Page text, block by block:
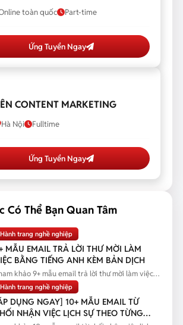
toàn quốc Part-time
Ứng Tuyển Ngay
CONTENT MARKETING
Hà Nội Fulltime
Ứng Tuyển Ngay
Có Thể Bạn Quan Tâm
Hành trang nghề nghiệp
MẪU EMAIL TRẢ LỜI THƯ MỜI LÀM
BẰNG TIẾNG ANH KÈM BẢN DỊCH
khảo 9+ mẫu email trả lời thư mời làm việc
tiếng Anh kèm bản...
Hành trang nghề nghiệp
DỤNG NGAY] 10+ MẪU EMAIL TỪ
NHẬN VIỆC LỊCH SỰ THEO TỪNG